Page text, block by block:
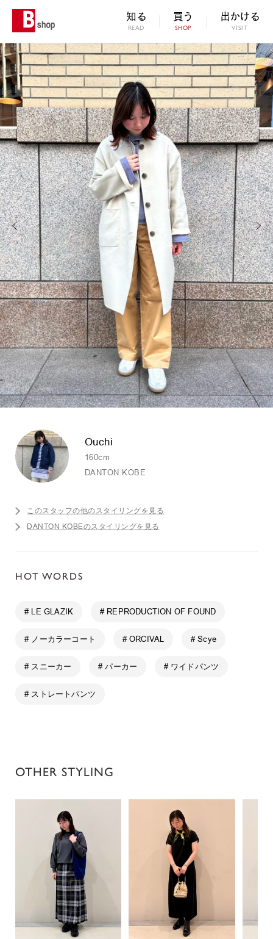
知る
READ
買う
SHOP
出かける
VISIT
Ouchi
160cm
DANTON KOBE
このスタッフの他のスタイリングを見る
DANTON KOBEのスタイリングを見る
HOT WORDS
# LE GLAZIK # REPRODUCTION OF FOUND
# ノーカラーコート # ORCIVAL # Scye
# スニーカー # パーカー # ワイドパンツ
# ストレートパンツ
OTHER STYLING